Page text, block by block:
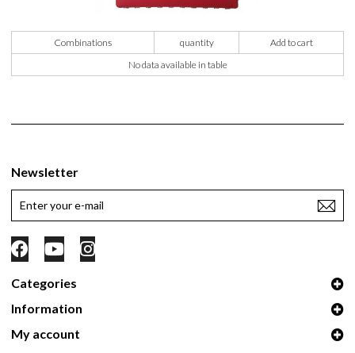
Combinations quantity
Add to cart
No data available in table
Newsletter
Categories
Information
My account